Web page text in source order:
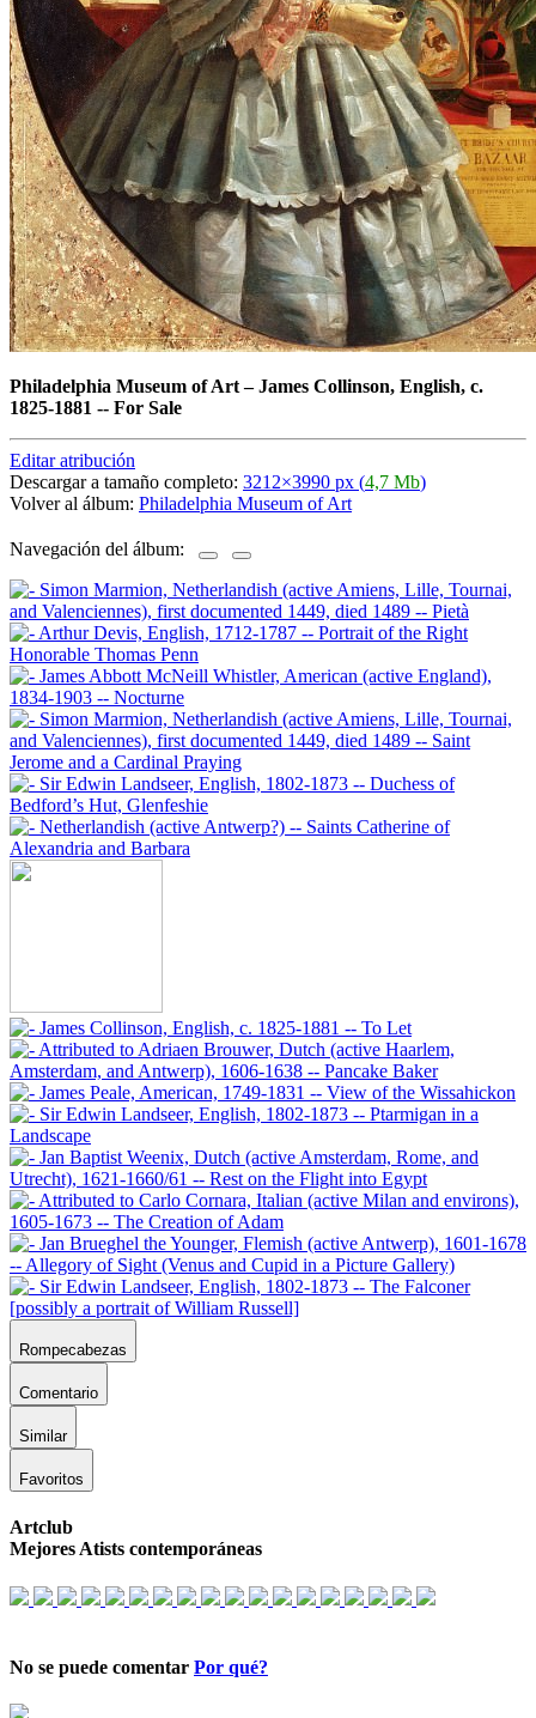
Philadelphia Museum of Art–James Collinson, English, c.
1825-1881 -- For Sale
Editar atribución
Descargar a tamaño completo: 3212×3990 px (4,7 Mb)
Volver al álbum: Philadelphia Museum of Art
Navegación del álbum:
Rompecabezas
Comentario
Similar
Favoritos
Artclub
Mejores Atists contemporáneas
No se puede comentar Por qué?